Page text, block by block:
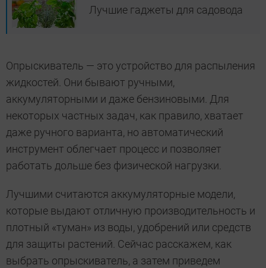
Лучшие гаджеты для садовода
Опрыскиватель — это устройство для распыления
жидкостей. Они бывают ручными,
аккумуляторными и даже бензиновыми. Для
некоторых частных задач, как правило, хватает
даже ручного варианта, но автоматический
инструмент облегчает процесс и позволяет
работать дольше без физической нагрузки.
Лучшими считаются аккумуляторные модели,
которые выдают отличную производительность и
плотный «туман» из воды, удобрений или средств
для защиты растений. Сейчас расскажем, как
выбрать опрыскиватель, а затем приведем